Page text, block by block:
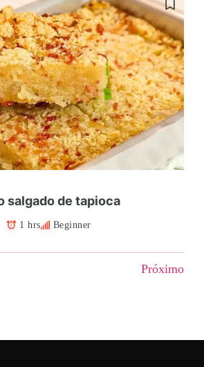
salgado de tapioca
1 hrs Beginner
Próximo